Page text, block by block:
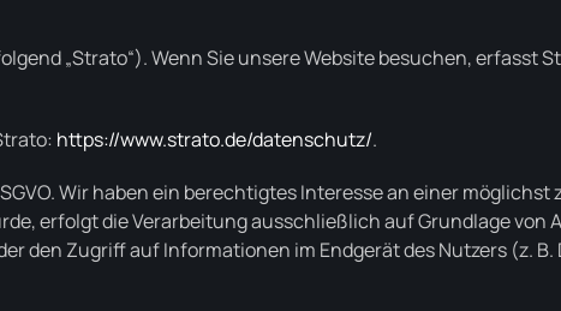
„Strato“). Wenn Sie unsere Website besuchen, erfasst
https://www.strato.de/datenschutz/.
Wir haben ein berechtigtes Interesse an einer
erfolgt die Verarbeitung ausschließlich auf Grundlage von
den Zugriff auf Informationen im Endgerät des Nutzers (z.